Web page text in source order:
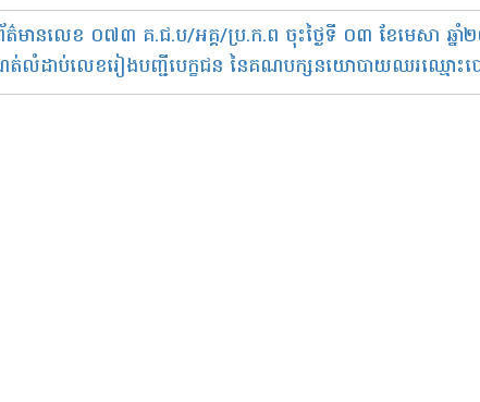
មានលេខ ០៧៣ គ.ជ.ប/អគ្គ/ប្រ.ក.ព ចុះថ្ងៃទី ០៣ ខែមេសា ឆ្នាំ២
លំដាប់លេខរៀងបញ្ជីបេក្ខជន នៃគណបក្សនយោបាយឈរឈ្មោះបោះ